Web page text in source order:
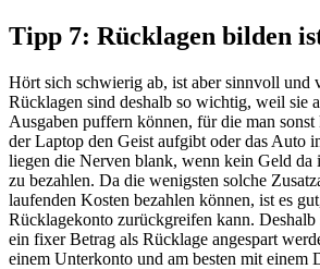
Tipp 7: Rücklagen bilden
Hört sich schwierig ab, ist aber sinnvoll und
Rücklagen sind deshalb so wichtig, weil sie
Ausgaben puffern können, für die man
der Laptop den Geist aufgibt oder das Auto
liegen die Nerven blank, wenn kein Geld da
zu bezahlen. Da die wenigsten solche
laufenden Kosten bezahlen können, ist es
Rücklagekonto zurückgreifen kann.
ein fixer Betrag als Rücklage angespart
einem Unterkonto und am besten mit einem